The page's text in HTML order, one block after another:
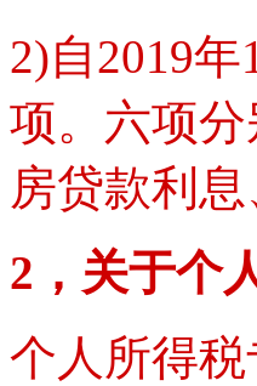
2)自2019
项。六项
房贷款利
2，关于个
个人所得